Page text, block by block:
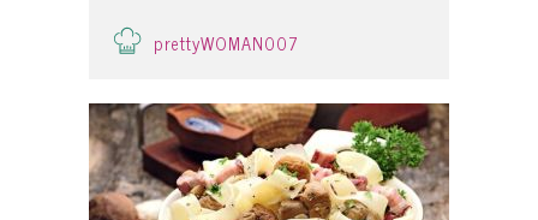
prettyWOMAN007